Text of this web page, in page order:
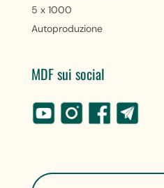
5 x 1000
Autoproduzione
MDF sui social